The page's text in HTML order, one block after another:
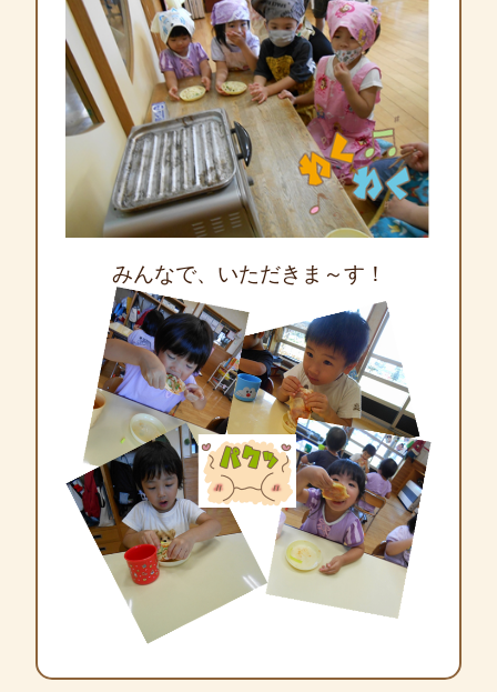
みんなで、いただきま～す！